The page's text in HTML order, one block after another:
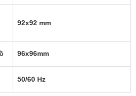
92x92 mm
96x96mm
50/60 Hz